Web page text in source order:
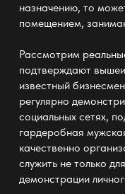
назначению, то
помещением,
Рассмотрим
подтверждают
известный
регулярно
социальных сетях,
гардеробная
качественно
служить не только
демонстрации